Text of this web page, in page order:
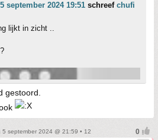
september 2024 19:51 schreef chufi
lijkt in zicht ..
gestoord.
5 september 2024 @ 21:59 • 12